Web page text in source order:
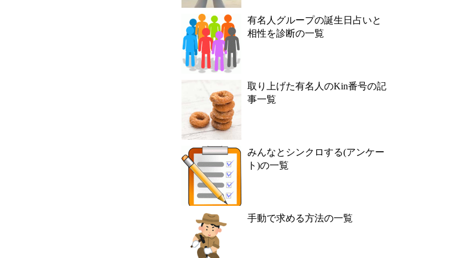
有名人グループの誕生日占いと
相性を診断の一覧
取り上げた有名人のKin番号の記
事一覧
みんなとシンクロする(アンケー
ト)の一覧
手動で求める方法の一覧